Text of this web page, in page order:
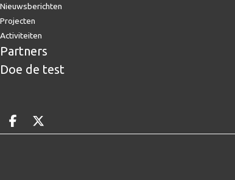
Nieuwsberichten
Projecten
Activiteiten
Partners
Doe de test
Deel op facebook
Deel op X